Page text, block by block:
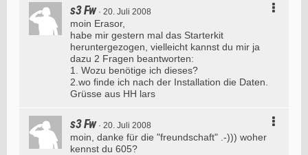
s3 Fw 20. Juli 2008
moin Erasor,
habe mir gestern mal das Starterkit
heruntergezogen, vielleicht kannst du mir ja
dazu 2 Fragen beantworten:
1. Wozu benötige ich dieses?
2.wo finde ich nach der Installation die Daten.
Grüsse aus HH lars
s3 Fw 20. Juli 2008
moin, danke für die "freundschaft" .-))) woher
kennst du 605?